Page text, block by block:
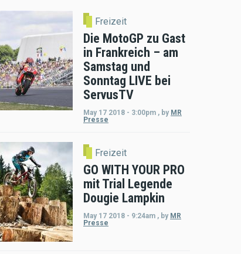
Freizeit
Die MotoGP zu Gast
in Frankreich – am
Samstag und
Sonntag LIVE bei
ServusTV
May 17 2018 - 3:00pm , by MR
Presse
Freizeit
GO WITH YOUR PRO
mit Trial Legende
Dougie Lampkin
May 17 2018 - 9:24am , by MR
Presse